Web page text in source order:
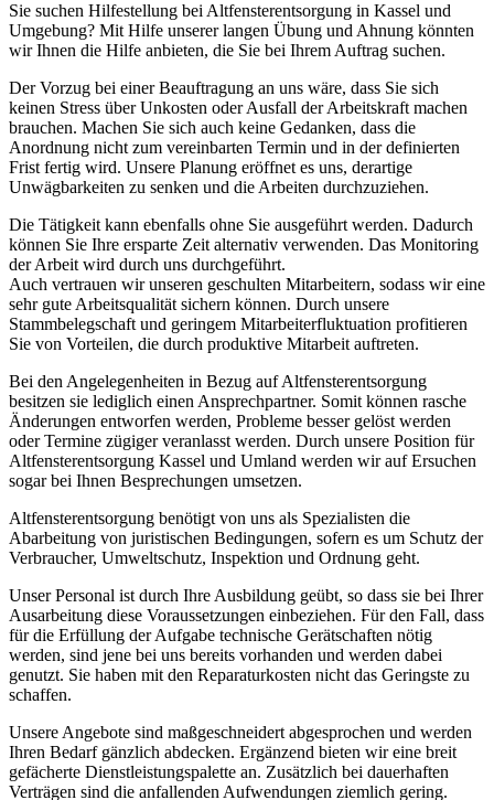
Sie suchen Hilfestellung bei Altfensterentsorgung in Kassel und
Umgebung? Mit Hilfe unserer langen Übung und Ahnung könnten
wir Ihnen die Hilfe anbieten, die Sie bei Ihrem Auftrag suchen.
Der Vorzug bei einer Beauftragung an uns wäre, dass Sie sich
keinen Stress über Unkosten oder Ausfall der Arbeitskraft machen
brauchen. Machen Sie sich auch keine Gedanken, dass die
Anordnung nicht zum vereinbarten Termin und in der definierten
Frist fertig wird. Unsere Planung eröffnet es uns, derartige
Unwägbarkeiten zu senken und die Arbeiten durchzuziehen.
Die Tätigkeit kann ebenfalls ohne Sie ausgeführt werden. Dadurch
können Sie Ihre ersparte Zeit alternativ verwenden. Das Monitoring
der Arbeit wird durch uns durchgeführt.
Auch vertrauen wir unseren geschulten Mitarbeitern, sodass wir eine
sehr gute Arbeitsqualität sichern können. Durch unsere
Stammbelegschaft und geringem Mitarbeiterfluktuation profitieren
Sie von Vorteilen, die durch produktive Mitarbeit auftreten.
Bei den Angelegenheiten in Bezug auf Altfensterentsorgung
besitzen sie lediglich einen Ansprechpartner. Somit können rasche
Änderungen entworfen werden, Probleme besser gelöst werden
oder Termine zügiger veranlasst werden. Durch unsere Position für
Altfensterentsorgung Kassel und Umland werden wir auf Ersuchen
sogar bei Ihnen Besprechungen umsetzen.
Altfensterentsorgung benötigt von uns als Spezialisten die
Abarbeitung von juristischen Bedingungen, sofern es um Schutz der
Verbraucher, Umweltschutz, Inspektion und Ordnung geht.
Unser Personal ist durch Ihre Ausbildung geübt, so dass sie bei Ihrer
Ausarbeitung diese Voraussetzungen einbeziehen. Für den Fall, dass
für die Erfüllung der Aufgabe technische Gerätschaften nötig
werden, sind jene bei uns bereits vorhanden und werden dabei
genutzt. Sie haben mit den Reparaturkosten nicht das Geringste zu
schaffen.
Unsere Angebote sind maßgeschneidert abgesprochen und werden
Ihren Bedarf gänzlich abdecken. Ergänzend bieten wir eine breit
gefächerte Dienstleistungspalette an. Zusätzlich bei dauerhaften
Verträgen sind die anfallenden Aufwendungen ziemlich gering.